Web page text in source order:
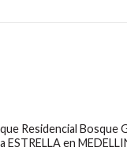
Residencial
en